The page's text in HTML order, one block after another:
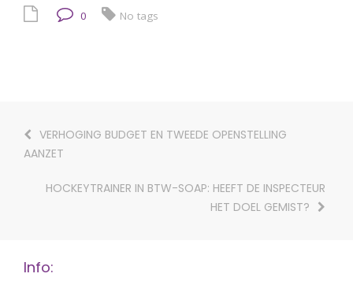
0 No tags
VERHOGING BUDGET EN TWEEDE OPENSTELLING
AANZET
HOCKEYTRAINER IN BTW-SOAP: HEEFT DE INSPECTEUR
HET DOEL GEMIST?
Info: